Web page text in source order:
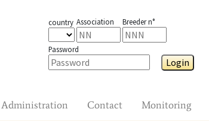
country Association Breeder n°
Password
Login
Administration Contact Monitoring